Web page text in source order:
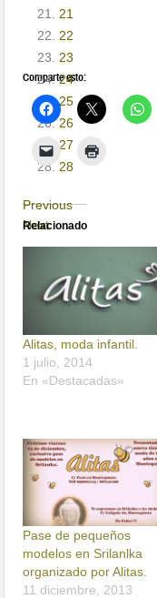
21
22
23
24
25
26
27
28
Previous
Next
Comparte esto:
Relacionado
Alitas, moda infantil.
1 julio, 2014
En «Destacadas»
Pase de pequeños
modelos en Srilanlka
organizado por Alitas.
11 diciembre, 2013